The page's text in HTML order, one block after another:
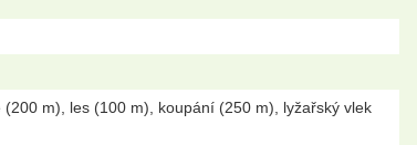
m), les (100 m), koupání (250 m), lyžařský vlek